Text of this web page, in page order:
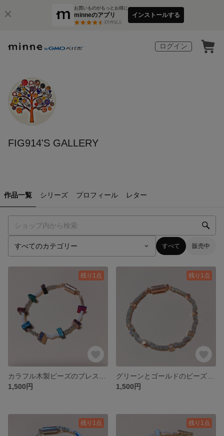
お買いものがもっとお得に
minneのアプリ
3万件以上
インストールする
ログイン
FIG914'S GALLERY
作品一覧 シリーズ プロフィール レター
すべて 販売中
残り1点
1,500円
残り1点
1,500円
残り1点 残り1点